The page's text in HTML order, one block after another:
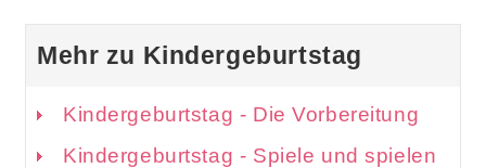
Mehr zu Kindergeburtstag
Kindergeburtstag - Die Vorbereitung
Kindergeburtstag - Spiele und spielen